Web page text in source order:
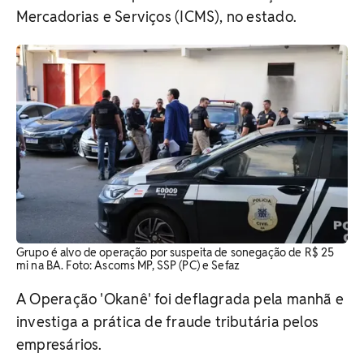
Mercadorias e Serviços (ICMS), no estado.
Grupo é alvo de operação por suspeita de sonegação de R$ 25
mi na BA. Foto: Ascoms MP, SSP (PC) e Sefaz
A Operação 'Okanê' foi deflagrada pela manhã e
investiga a prática de fraude tributária pelos
empresários.